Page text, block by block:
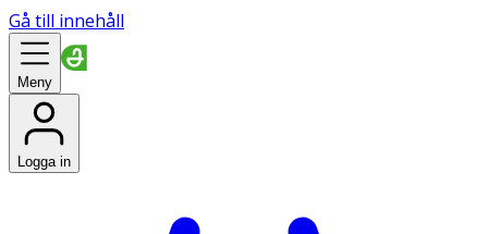
Gå till innehåll
Meny
Logga in